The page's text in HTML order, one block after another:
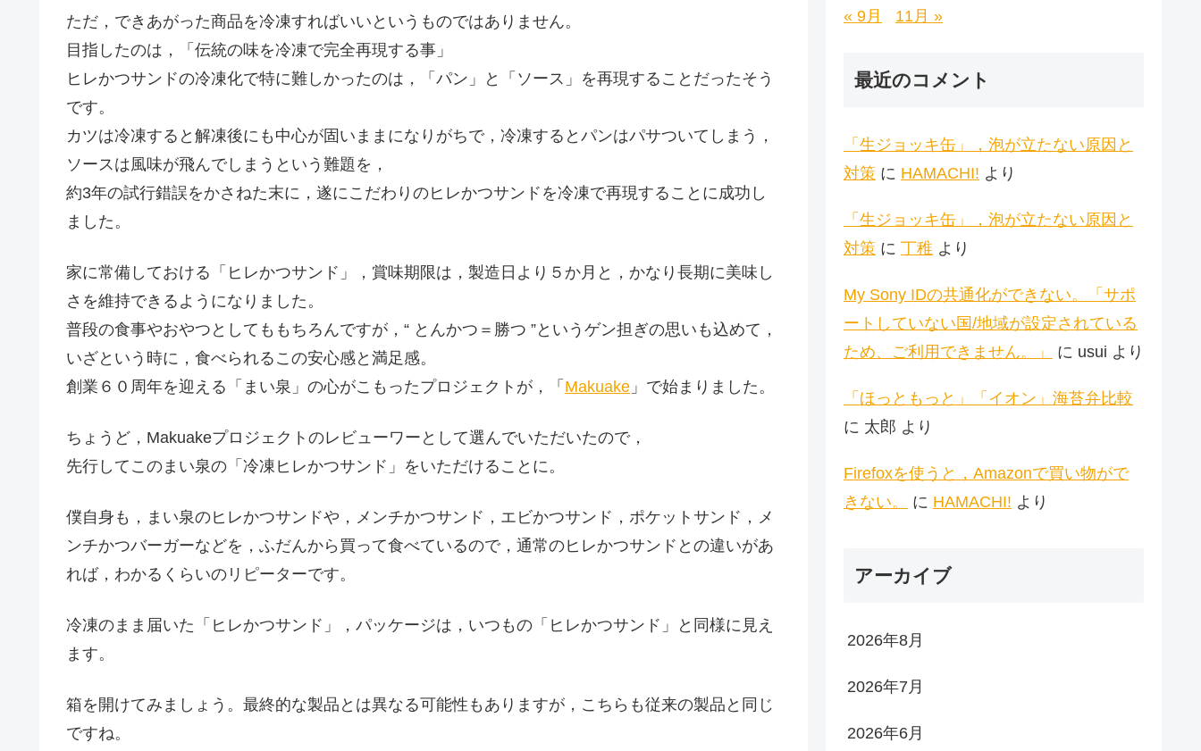
ただ，できあがった商品を冷凍すればいいというものではありません。
目指したのは，「伝統の味を冷凍で完全再現する事」
ヒレかつサンドの冷凍化で特に難しかったのは，「パン」と「ソース」を再現することだったそう
です。
カツは冷凍すると解凍後にも中心が固いままになりがちで，冷凍するとパンはパサついてしまう，
ソースは風味が飛んでしまうという難題を，
約3年の試行錯誤をかさねた末に，遂にこだわりのヒレかつサンドを冷凍で再現することに成功し
ました。
家に常備しておける「ヒレかつサンド」，賞味期限は，製造日より５か月と，かなり長期に美味し
さを維持できるようになりました。
普段の食事やおやつとしてももちろんですが，“ とんかつ＝勝つ ”というゲン担ぎの思いも込めて，
いざという時に，食べられるこの安心感と満足感。
創業６０周年を迎える「まい泉」の心がこもったプロジェクトが，「 Makuake 」で始まりました。
ちょうど，Makuakeプロジェクトのレビューワーとして選んでいただいたので，
先行してこのまい泉の「冷凍ヒレかつサンド」をいただけることに。
僕自身も，まい泉のヒレかつサンドや，メンチかつサンド，エビかつサンド，ポケットサンド，メ
ンチかつバーガーなどを，ふだんから買って食べているので，通常のヒレかつサンドとの違いがあ
れば，わかるくらいのリピーターです。
冷凍のまま届いた「ヒレかつサンド」，パッケージは，いつもの「ヒレかつサンド」と同様に見え
ます。
箱を開けてみましょう。最終的な製品とは異なる可能性もありますが，こちらも従来の製品と同じ
ですね。
« 9月 11月 »
最近のコメント
「生ジョッキ缶」，泡が立たない原因と
対策 に HAMACHI! より
「生ジョッキ缶」，泡が立たない原因と
対策 に 丁稚 より
My Sony IDの共通化ができない。「サポ
ートしていない国/地域が設定されている
ため、ご利用できません。」
に usui より
「ほっともっと」「イオン」海苔弁比較
に 太郎 より
Firefoxを使うと，Amazonで買い物がで
きない。
に HAMACHI! より
アーカイブ
2026年8月
2026年7月
2026年6月